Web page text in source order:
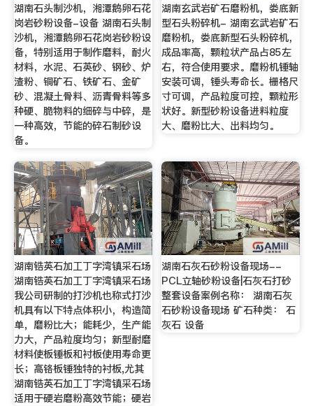
湖南石头制沙机，湘潭鹅卵石花
岗岩砂粉设备-设备 湖南石头制
沙机，湘潭鹅卵石花岗岩砂粉设
备，特别适用于制作磨料，耐火
材料，水泥、石英砂、钢砂、炉
渣粉、铜矿石、铁矿石、金矿
砂、混凝土骨料、沥青骨料等多
种硬、脆物料的细碎与中碎，是
一种高效，节能的碎石制砂设
备。
湖南玄武岩矿石磨粉机，娄底新
型石头粉碎机- 湖南玄武岩矿石
磨粉机，娄底新型石头粉碎机，
成品率高，颗粒状产品占85左
右，符合使用要求。磨粉机锤轴
安装可调，锤头寿命长。栅格尺
寸可调，产品粒度可控，颗粒形
状好。新型砂粉设备进料粒度
大、磨粉比大、出料均匀。
湖南锆英石加工丁字湾镇采石场
湖南锆英石加工丁字湾镇采石场
我公司研制的打沙机也称式打沙
机具有以下特点体积小，构造简
单，磨粉比大；能耗少，生产能
力大，产品粒度均匀；新型耐磨
材料使板锤板和衬板使用寿命更
长；高铬板锤独特的衬板,尤其
湖南锆英石加工丁字湾镇采石场
适用于硬岩磨粉高效节能；硬岩
湖南石灰石砂粉设备现场--
PCL立轴砂粉设备|石灰石打砂
整套设备案例名称： 湖南石灰
石砂粉设备现场 矿石种类： 石
灰石 设备